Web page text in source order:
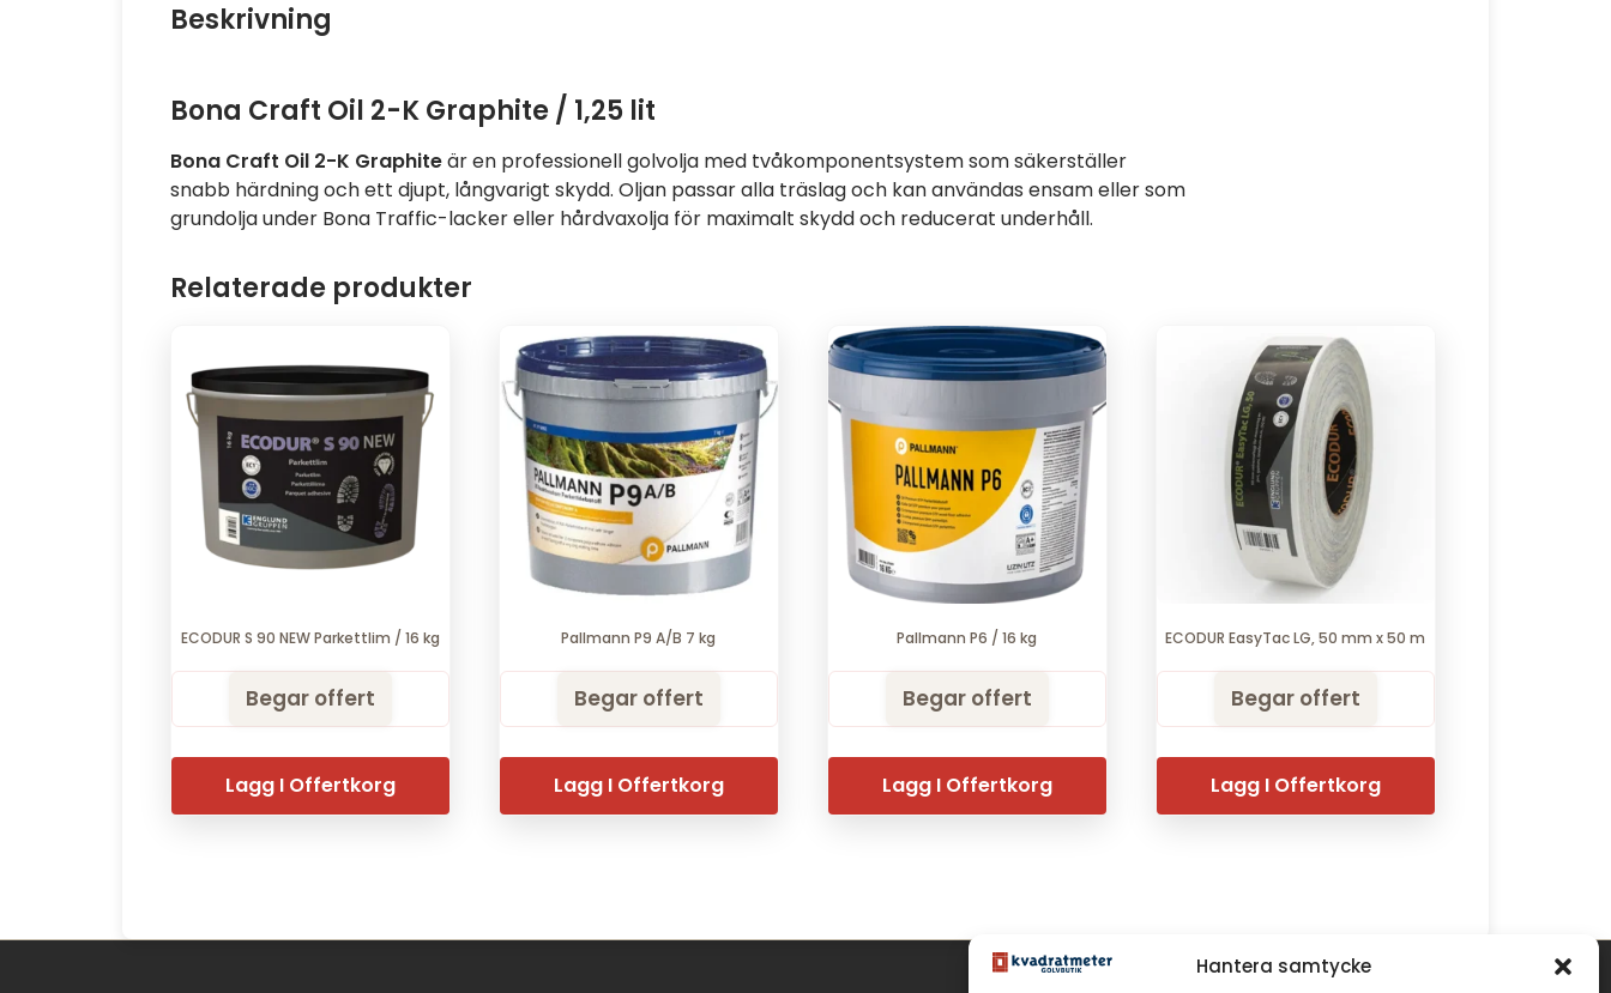
Hantera samtycke
Beskrivning
Bona Craft Oil 2-K Graphite / 1,25 lit
Bona Craft Oil 2-K Graphiteär en professionell golvolja med tvåkomponentsystem som säkerställer
snabb härdning och ett djupt, långvarigt skydd. Oljan passar alla träslag och kan användas ensam eller som
grundolja under Bona Traffic-lacker eller hårdvaxolja för maximalt skydd och reducerat underhåll.
Relaterade produkter
ECODUR S 90 NEW Parkettlim / 16 kg
Begar offert
Lagg I Offertkorg
Pallmann P9 A/B 7 kg
Begar offert
Lagg I Offertkorg
Pallmann P6 / 16 kg
Begar offert
Lagg I Offertkorg
ECODUR EasyTac LG, 50 mm x 50 m
Begar offert
Lagg I Offertkorg